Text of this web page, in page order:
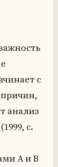
с
анализ
с.
A и B